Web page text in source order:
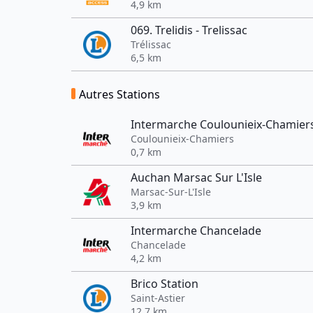
4,9 km
069. Trelidis - Trelissac
Trélissac
6,5 km
Autres Stations
Intermarche Coulounieix-
Coulounieix-Chamiers
0,7 km
Auchan Marsac Sur L'Isle
Marsac-Sur-L'Isle
3,9 km
Intermarche Chancelade
Chancelade
4,2 km
Brico Station
Saint-Astier